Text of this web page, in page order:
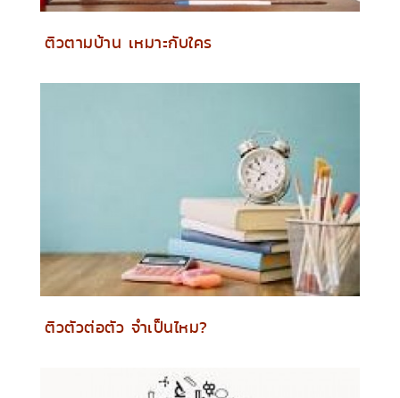
ติวตามบ้าน เหมาะกับใคร
ติวตัวต่อตัว จำเป็นไหม?